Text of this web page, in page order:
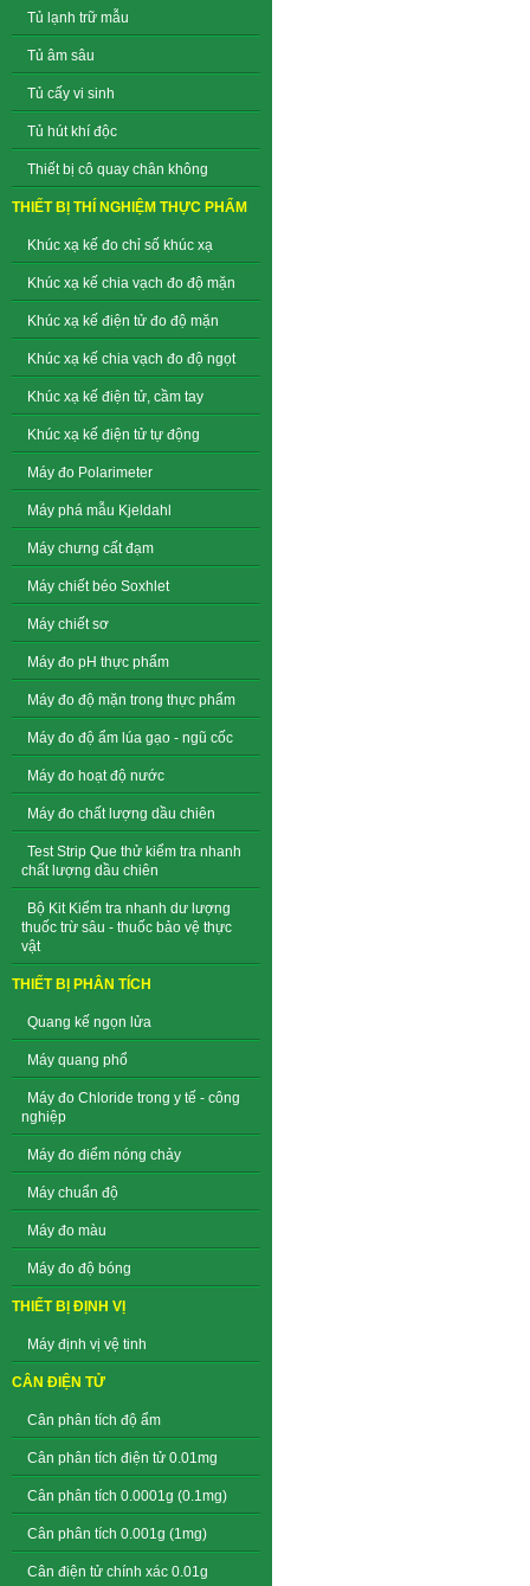
Tủ lạnh trữ mẫu
Tủ âm sâu
Tủ cấy vi sinh
Tủ hút khí độc
Thiết bị cô quay chân không
THIẾT BỊ THÍ NGHIỆM THỰC PHẨM
Khúc xạ kế đo chỉ số khúc xạ
Khúc xạ kế chia vạch đo độ mặn
Khúc xạ kế điện tử đo độ mặn
Khúc xạ kế chia vạch đo độ ngọt
Khúc xạ kế điện tử, cầm tay
Khúc xạ kế điện tử tự động
Máy đo Polarimeter
Máy phá mẫu Kjeldahl
Máy chưng cất đạm
Máy chiết béo Soxhlet
Máy chiết sơ
Máy đo pH thực phẩm
Máy đo độ mặn trong thực phẩm
Máy đo độ ẩm lúa gạo - ngũ cốc
Máy đo hoạt độ nước
Máy đo chất lượng dầu chiên
Test Strip Que thử kiểm tra nhanh
chất lượng dầu chiên
Bộ Kit Kiểm tra nhanh dư lượng
thuốc trừ sâu - thuốc bảo vệ thực
vật
THIẾT BỊ PHÂN TÍCH
Quang kế ngọn lửa
Máy quang phổ
Máy đo Chloride trong y tế - công
nghiệp
Máy đo điểm nóng chảy
Máy chuẩn độ
Máy đo màu
Máy đo độ bóng
THIẾT BỊ ĐỊNH VỊ
Máy định vị vệ tinh
CÂN ĐIỆN TỬ
Cân phân tích độ ẩm
Cân phân tích điện tử 0.01mg
Cân phân tích 0.0001g (0.1mg)
Cân phân tích 0.001g (1mg)
Cân điện tử chính xác 0.01g